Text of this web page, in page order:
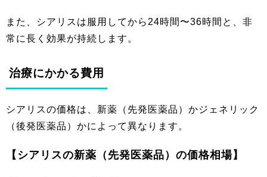
また、シアリスは服用してから24時間〜36時間と、非
常に長く効果が持続します。
治療にかかる費用
シアリスの価格は、新薬（先発医薬品）かジェネリック
（後発医薬品）かによって異なります。
【シアリスの新薬（先発医薬品）の価格相場】